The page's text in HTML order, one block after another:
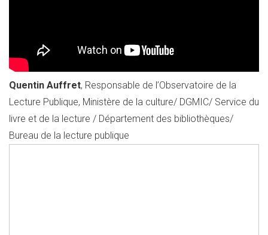
Quentin Auffret, Responsable de l’Observatoire de la
Lecture Publique, Ministère de la culture/ DGMIC/ Service du
livre et de la lecture / Département des bibliothèques/
Bureau de la lecture publique